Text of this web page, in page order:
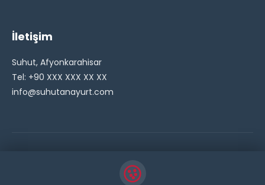
İletişim
Suhut, Afyonkarahisar
Tel: +90 XXX XXX XX XX
info@suhutanayurt.com